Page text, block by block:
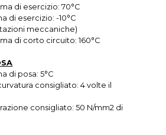
di esercizio: 70°C
di esercizio: -10°C
meccaniche)
di corto circuito: 160°C
di posa: 5°C
consigliato: 4 volte il
consigliato: 50 N/mm2 di